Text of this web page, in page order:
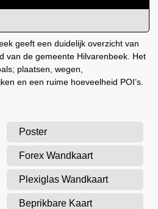
geeft een duidelijk overzicht van
van de gemeente Hilvarenbeek. Het
plaatsen, wegen,
en een ruime hoeveelheid POI’s.
Poster
Forex Wandkaart
Plexiglas Wandkaart
Beprikbare Kaart